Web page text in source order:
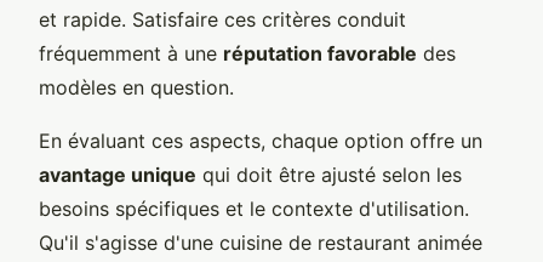
et rapide. Satisfaire ces critères conduit
fréquemment à une réputation favorable des
modèles en question.
En évaluant ces aspects, chaque option offre un
avantage unique qui doit être ajusté selon les
besoins spécifiques et le contexte d'utilisation.
Qu'il s'agisse d'une cuisine de restaurant animée